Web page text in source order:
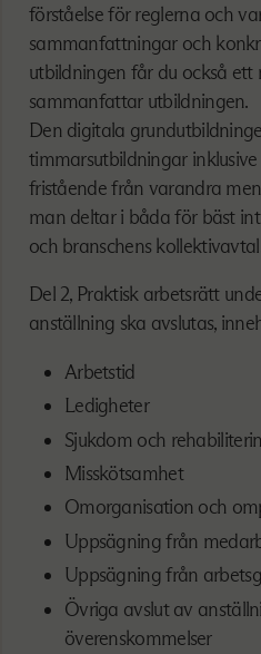
förståelse för reglerna och
sammanfattningar och
utbildningen får du också ett
sammanfattar utbildningen.
Den digitala
timmarsutbildningar
fristående från varandra
man deltar i båda för bäst
och branschens
Del 2, Praktisk arbetsrätt
anställning ska avslutas,
Arbetstid
Ledigheter
Sjukdom och
Misskötsamhet
Omorganisation och
Uppsägning från
Uppsägning från
Övriga avslut av
överenskommelser